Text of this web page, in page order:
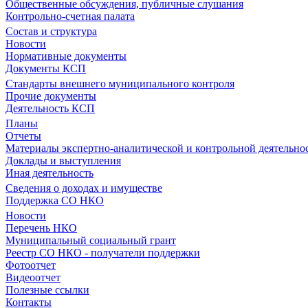
Общественные обсуждения, публичные слушания
Контрольно-счетная палата
Состав и структура
Новости
Нормативные документы
Документы КСП
Стандарты внешнего муниципального контроля
Прочие документы
Деятельность КСП
Планы
Отчеты
Материалы экспертно-аналитической и контрольной
Доклады и выступления
Иная деятельность
Сведения о доходах и имуществе
Поддержка СО НКО
Новости
Перечень НКО
Муниципальный социальный грант
Реестр СО НКО - получатели поддержки
Фотоотчет
Видеоотчет
Полезные ссылки
Контакты